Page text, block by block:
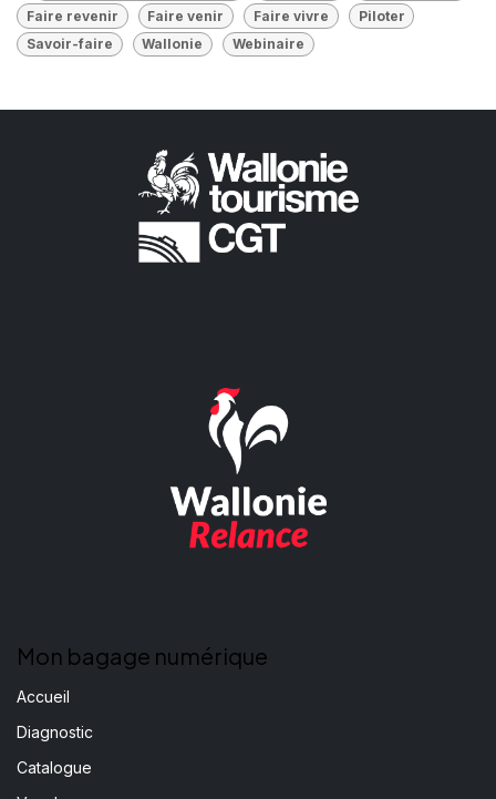
Faire revenir
Faire venir Faire vivre
Piloter
Savoir-faire
Wallonie Webinaire
Mon bagage numérique
Accueil
Diagnostic
Catalogue